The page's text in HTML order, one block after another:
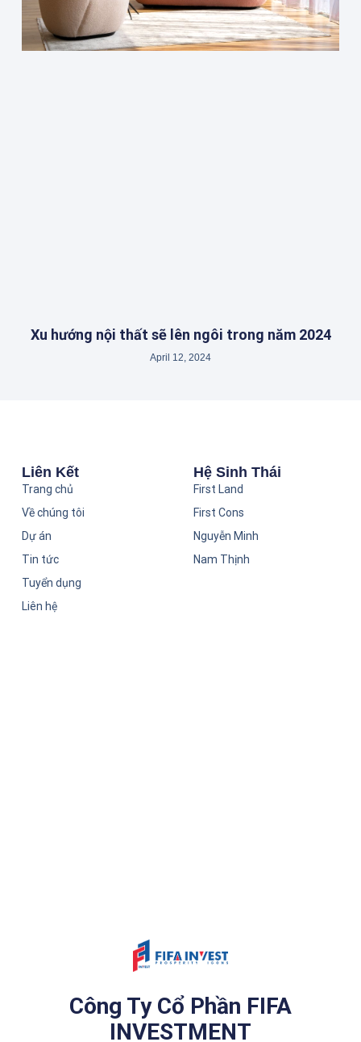
Xu hướng nội thất sẽ lên ngôi trong năm 2024
April 12, 2024
Công Ty Cổ Phần FIFA
INVESTMENT
Liên Kết
Trang chủ
Về chúng tôi
Dự án
Tin tức
Tuyển dụng
Liên hệ
Hệ Sinh Thái
First Land
First Cons
Nguyễn Minh
Nam Thịnh